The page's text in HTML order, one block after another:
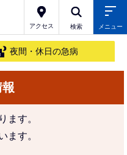
アクセス 検索 メニュー
夜間・休日の急病
ます。
ます。